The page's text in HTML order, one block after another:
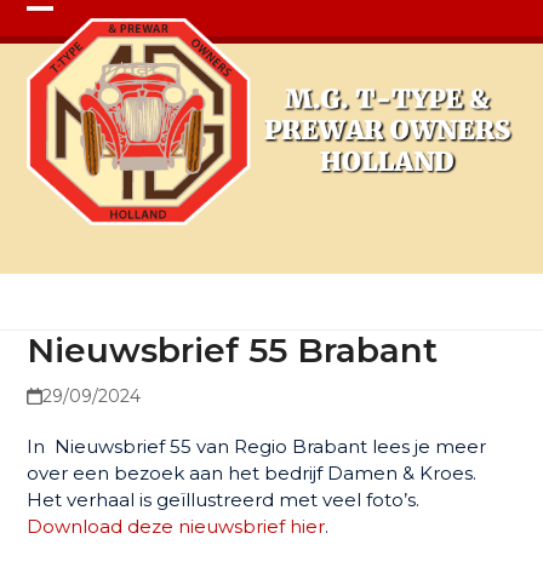
Open
mobile
menu
Close
mobile
menu
Nieuwsbrief 55 Brabant
29/09/2024
In Nieuwsbrief 55 van Regio Brabant lees je meer
over een bezoek aan het bedrijf Damen & Kroes.
Het verhaal is geïllustreerd met veel foto’s.
Download deze nieuwsbrief hier.